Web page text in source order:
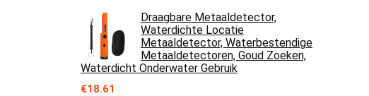
Draagbare Metaaldetector,
Waterdichte Locatie
Metaaldetector, Waterbestendige
Metaaldetectoren, Goud Zoeken,
Waterdicht Onderwater Gebruik
€18.61